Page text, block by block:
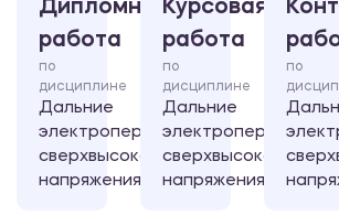
Дипломная
работа
по
дисциплине
Дальние
электропередачи
сверхвысокого
напряжения
Курсовая
работа
по
дисциплине
Дальние
электропередачи
сверхвысокого
напряжения
по